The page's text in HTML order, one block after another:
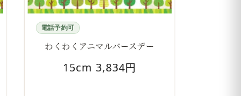
電話予約可
わくわくアニマルバースデー
15cm 3,834円